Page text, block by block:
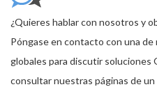
¿Quieres hablar con nosotros y
Póngase en contacto con una
globales para discutir soluciones
consultar nuestras páginas de